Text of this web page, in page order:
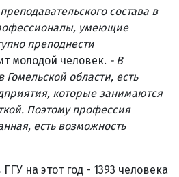
состава в
умеющие
преподнести
молодой человек. - В
Гомельской области, есть
которые занимаются
Поэтому профессия
есть возможность
на этот год - 1393 человека